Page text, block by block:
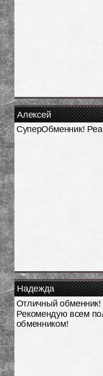
Алексей
СуперОбменник!
Надежда
Отличный
Рекомендую всем
обменником!